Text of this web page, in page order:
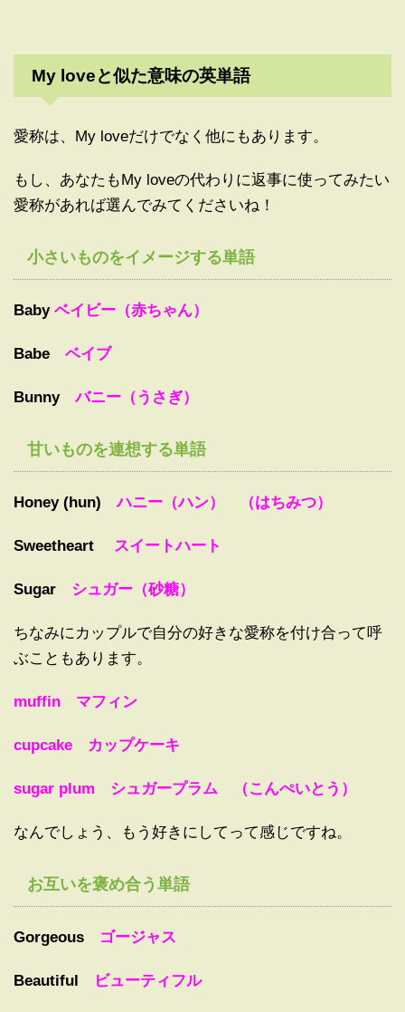
My loveと似た意味の英単語
愛称は、My loveだけでなく他にもあります。
もし、あなたもMy loveの代わりに返事に使ってみたい
愛称があれば選んでみてくださいね！
小さいものをイメージする単語
Babyベイビー（赤ちゃん）
Babe ベイブ
Bunnyバニー（うさぎ）
甘いものを連想する単語
Honey (hun) ハニー（ハン） （はちみつ）
Sweetheart スイートハート
Sugar シュガー（砂糖）
ちなみにカップルで自分の好きな愛称を付け合って呼
ぶこともあります。
muffin マフィン
cupcake カップケーキ
sugar plum シュガープラム （こんぺいとう）
なんでしょう、もう好きにしてって感じですね。
お互いを褒め合う単語
Gorgeous ゴージャス
Beautiful ビューティフル